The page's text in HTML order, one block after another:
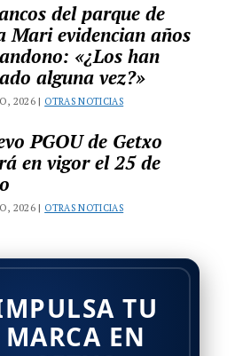
del parque de
Mari evidencian años
«¿Los han
alguna vez?»
2026 | OTRAS NOTICIAS
PGOU de Getxo
en vigor el 25 de
2026 | OTRAS NOTICIAS
TU
MARCA EN